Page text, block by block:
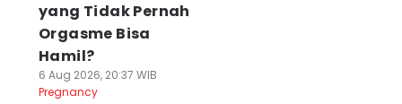
yang Tidak Pernah
Orgasme Bisa
Hamil?
6 Aug 2026, 20:37 WIB
Pregnancy